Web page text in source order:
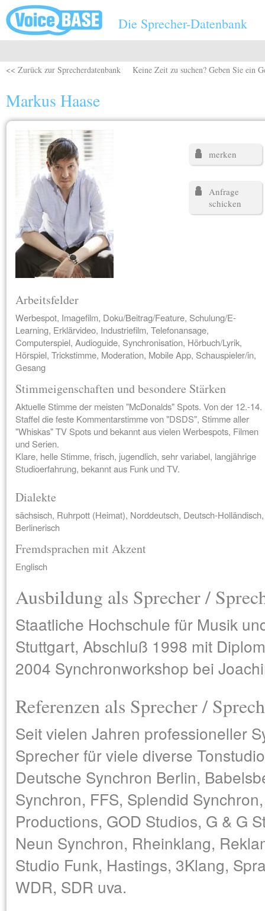
Direkt zum Inhalt
Die Sprecher-Datenbank
<< Zurück zur Sprecherdatenbank Keine Zeit zu suchen? Geben Sie ein
Markus Haase
merken
Anfrage
schicken
Arbeitsfelder
Werbespot, Imagefilm, Doku/Beitrag/Feature, Schulung/E-
Learning, Erklärvideo, Industriefilm, Telefonansage,
Computerspiel, Audioguide, Synchronisation, Hörbuch/Lyrik,
Hörspiel, Trickstimme, Moderation, Mobile App, Schauspieler/in,
Gesang
Stimmeigenschaften und besondere Stärken
Aktuelle Stimme der meisten "McDonalds" Spots. Von der 12.-14.
Staffel die feste Kommentarstimme von "DSDS", Stimme aller
"Whiskas" TV Spots und bekannt aus vielen Werbespots, Filmen
und Serien.
Klare, helle Stimme, frisch, jugendlich, sehr variabel, langjährige
Studioerfahrung, bekannt aus Funk und TV.
Dialekte
sächsisch, Ruhrpott (Heimat), Norddeutsch, Deutsch-Holländisch,
Berlinerisch
Fremdsprachen mit Akzent
Englisch
Ausbildung als Sprecher /
Staatliche Hochschule für Musik
Stuttgart, Abschluß 1998 mit Diplom
2004 Synchronworkshop bei
Referenzen als Sprecher /
Seit vielen Jahren professioneller
Sprecher für viele diverse
Deutsche Synchron Berlin,
Synchron, FFS, Splendid
Productions, GOD Studios, G & G
Neun Synchron, Rheinklang,
Studio Funk, Hastings, 3Klang,
WDR, SDR uva.